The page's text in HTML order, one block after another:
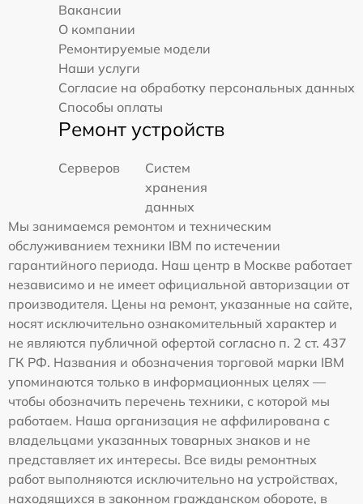
Вакансии
О компании
Ремонтируемые модели
Наши услуги
Согласие на обработку персональных данных
Способы оплаты
Ремонт устройств
Серверов
Систем
хранения
данных
Мы занимаемся ремонтом и техническим
обслуживанием техники IBM по истечении
гарантийного периода. Наш центр в Москве работает
независимо и не имеет официальной авторизации от
производителя. Цены на ремонт, указанные на сайте,
носят исключительно ознакомительный характер и
не являются публичной офертой согласно п. 2 ст. 437
ГК РФ. Названия и обозначения торговой марки IBM
упоминаются только в информационных целях —
чтобы обозначить перечень техники, с которой мы
работаем. Наша организация не аффилирована с
владельцами указанных товарных знаков и не
представляет их интересы. Все виды ремонтных
работ выполняются исключительно на устройствах,
находящихся в законном гражданском обороте, в